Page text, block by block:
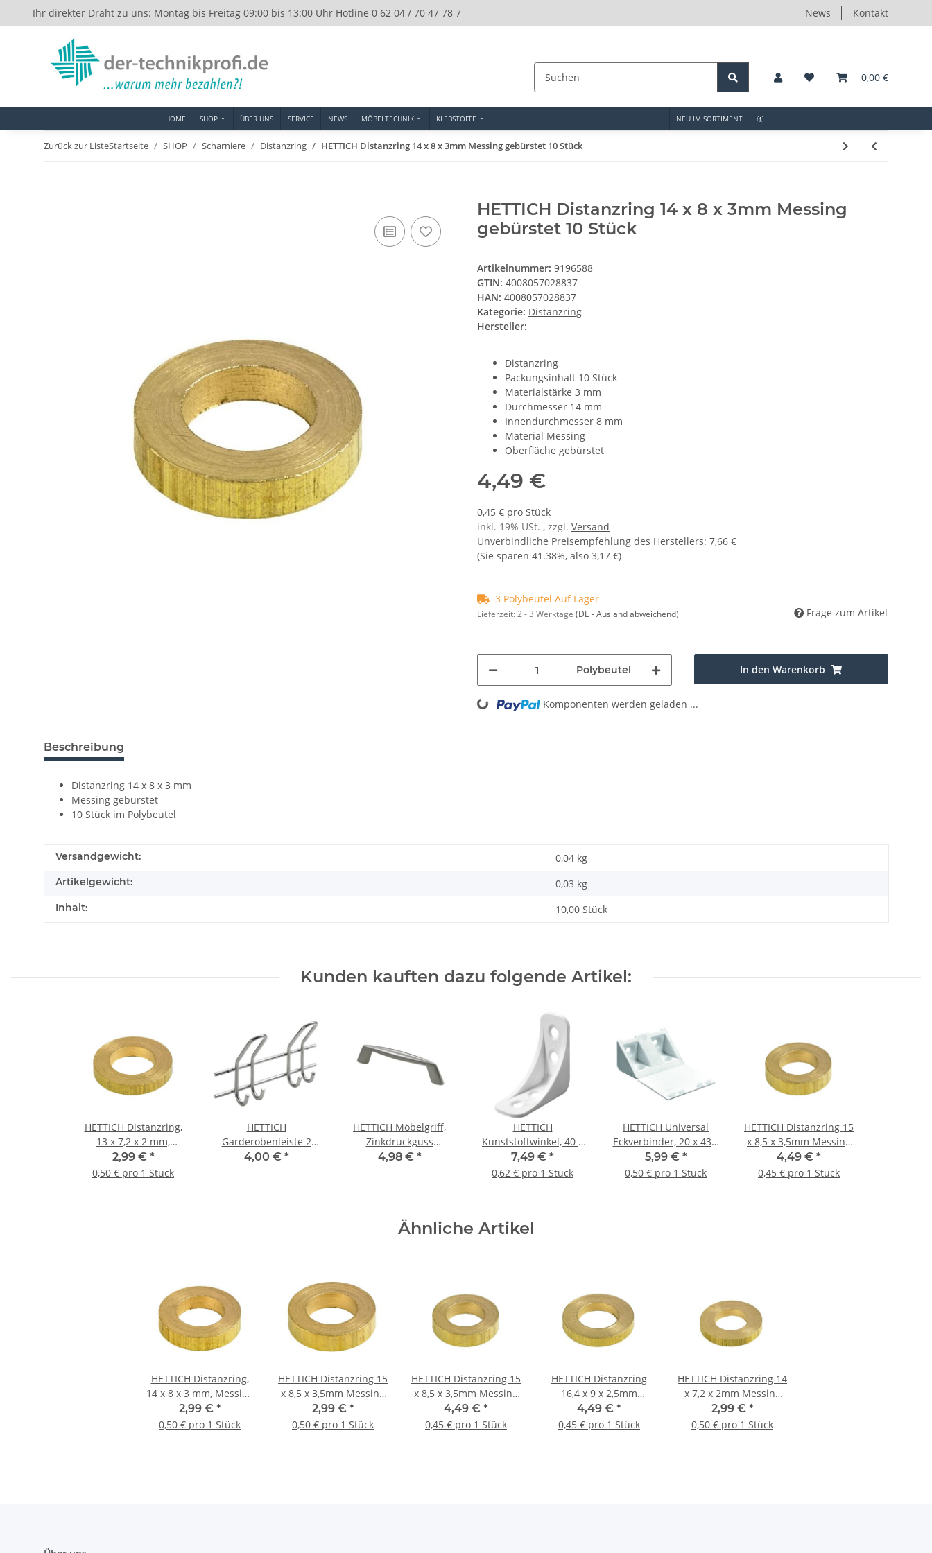
Ihr direkter Draht zu uns: Montag bis Freitag 09:00 bis 13:00 Uhr Hotline 0 62 04 / 70 47 78 7 News Kontakt
0,00 €
HOME SHOP ÜBER UNS SERVICE NEWS MÖBELTECHNIK KLEBSTOFFE NEU IM SORTIMENT
Zurück zur ListeStartseite SHOP Scharniere Distanzring HETTICH Distanzring 14 x 8 x 3mm Messing gebürstet 10 Stück
HETTICH Distanzring 14 x 8 x 3mm Messing
gebürstet 10 Stück
Artikelnummer: 9196588
GTIN: 4008057028837
HAN: 4008057028837
Kategorie: Distanzring
Hersteller:
Distanzring
Packungsinhalt 10 Stück
Materialstärke 3 mm
Durchmesser 14 mm
Innendurchmesser 8 mm
Material Messing
Oberfläche gebürstet
4,49 €
0,45 € pro Stück
inkl. 19% USt. , zzgl. Versand
Unverbindliche Preisempfehlung des Herstellers: 7,66 €
(Sie sparen 41.38%, also 3,17 €)
3 Polybeutel Auf Lager
Lieferzeit:2 - 3 Werktage (DE - Ausland abweichend) Frage zum Artikel
Polybeutel In den Warenkorb
Loading... Komponenten werden geladen ...
Beschreibung
Distanzring 14 x 8 x 3 mm
Messing gebürstet
10 Stück im Polybeutel
Produkteigenschaft
Wert
Versandgewicht: 0,04 kg
Artikelgewicht: 0,03 kg
Inhalt: 10,00 Stück
Kunden kauften dazu folgende Artikel:
HETTICH Distanzring,
13 x 7,2 x 2 mm,
Messing gebürstet, 6
Stück
2,99 € *
0,50 € pro 1 Stück
HETTICH
Garderobenleiste 2
Haken, silberfarben, B-
4,00 € *
HETTICH Möbelgriff,
Zinkdruckguss
vernickelt, BA 96mm
4,98 € *
HETTICH
Kunststoffwinkel, 40 x
40 x 16mm, Kunststoff,
weiß, 12 Stück
7,49 € *
0,62 € pro 1 Stück
HETTICH Universal
Eckverbinder, 20 x 43 x
20 mm, Kunststoff,
weiß, 12 Stück
5,99 € *
0,50 € pro 1 Stück
HETTICH Distanzring 15
x 8,5 x 3,5mm Messing
gebürstet 10 Stück
4,49 € *
0,45 € pro 1 Stück
Ähnliche Artikel
HETTICH Distanzring,
14 x 8 x 3 mm, Messing
gebürstet, 6 Stück
2,99 € *
0,50 € pro 1 Stück
HETTICH Distanzring 15
x 8,5 x 3,5mm Messing
gebürstet 6 Stück
2,99 € *
0,50 € pro 1 Stück
HETTICH Distanzring 15
x 8,5 x 3,5mm Messing
gebürstet 10 Stück
4,49 € *
0,45 € pro 1 Stück
HETTICH Distanzring
16,4 x 9 x 2,5mm
Messing gebürstet 10
Stück
4,49 € *
0,45 € pro 1 Stück
HETTICH Distanzring 14
x 7,2 x 2mm Messing
gebürstet 6 Stück
2,99 € *
0,50 € pro 1 Stück